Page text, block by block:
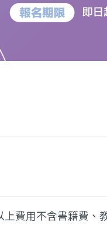
上費用不含書籍費、